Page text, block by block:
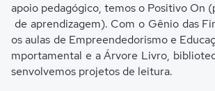
apoio pedagógico, temos o Positivo On
de aprendizagem). Com o Gênio das
os aulas de Empreendedorismo e
mportamental e a Árvore Livro,
senvolvemos projetos de leitura.